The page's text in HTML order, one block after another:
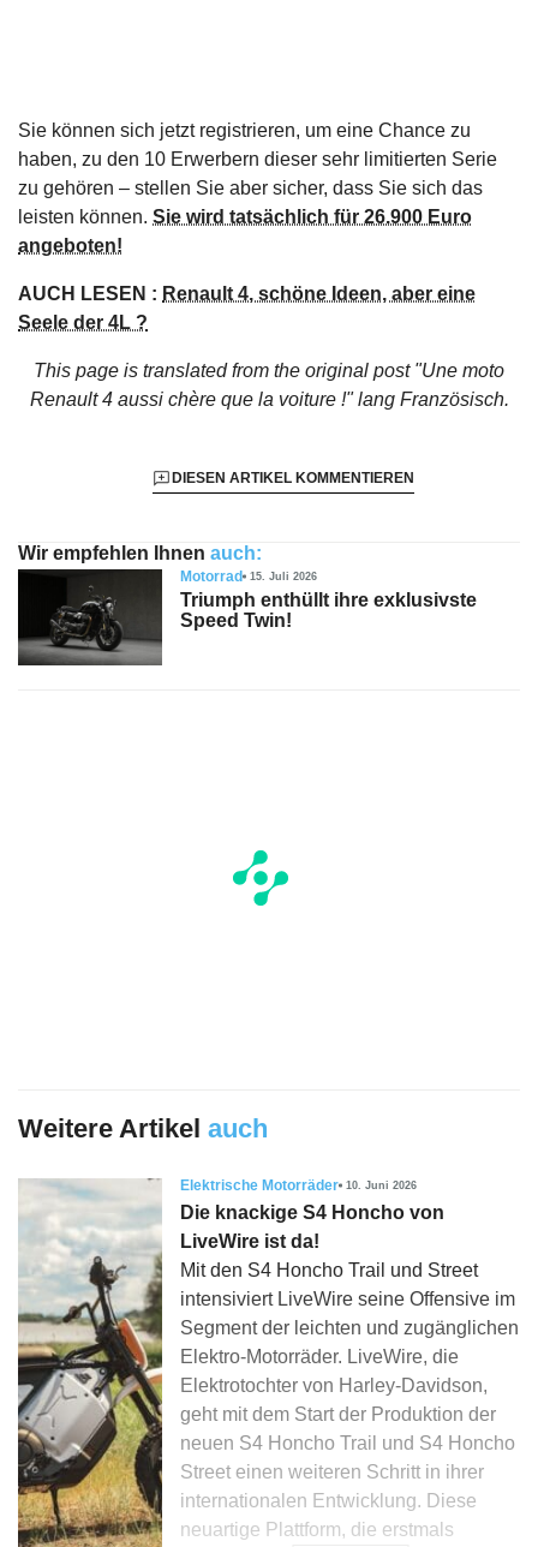
Sie können sich jetzt registrieren, um eine Chance zu
haben, zu den 10 Erwerbern dieser sehr limitierten Serie
zu gehören – stellen Sie aber sicher, dass Sie sich das
leisten können. Sie wird tatsächlich für 26.900 Euro
angeboten!
AUCH LESEN : Renault 4, schöne Ideen, aber eine
Seele der 4L ?
This page is translated from the original post "Une moto
Renault 4 aussi chère que la voiture !"lang Französisch.
DIESEN ARTIKEL KOMMENTIEREN
Wir empfehlen Ihnen auch:
Motorrad 15. Juli 2026
Triumph enthüllt ihre exklusivste
Speed Twin!
Weitere Artikel auch
Elektrische Motorräder 10. Juni 2026
Die knackige S4 Honcho von
LiveWire ist da!
Mit den S4 Honcho Trail und Street
intensiviert LiveWire seine Offensive im
Segment der leichten und zugänglichen
Elektro-Motorräder. LiveWire, die
Elektrotochter von Harley-Davidson,
geht mit dem Start der Produktion der
neuen S4 Honcho Trail und S4 Honcho
Street einen weiteren Schritt in ihrer
internationalen Entwicklung. Diese
neuartige Plattform, die erstmals